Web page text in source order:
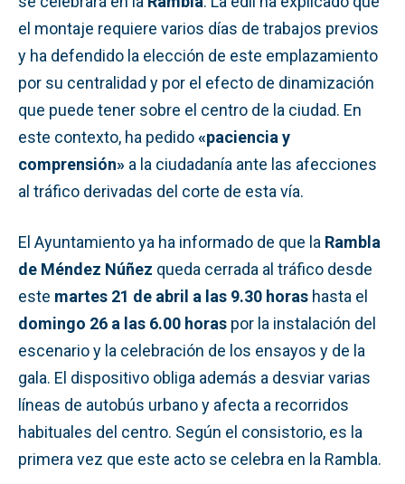
el montaje requiere varios días de trabajos previos
y ha defendido la elección de este emplazamiento
por su centralidad y por el efecto de dinamización
que puede tener sobre el centro de la ciudad. En
este contexto, ha pedido«paciencia y
comprensión» a la ciudadanía ante las afecciones
al tráfico derivadas del corte de esta vía.
El Ayuntamiento ya ha informado de que la Rambla
de Méndez Núñez queda cerrada al tráfico desde
este martes 21 de abril a las 9.30 horas hasta el
domingo 26 a las 6.00 horas por la instalación del
escenario y la celebración de los ensayos y de la
gala. El dispositivo obliga además a desviar varias
líneas de autobús urbano y afecta a recorridos
habituales del centro. Según el consistorio, es la
primera vez que este acto se celebra en la Rambla.